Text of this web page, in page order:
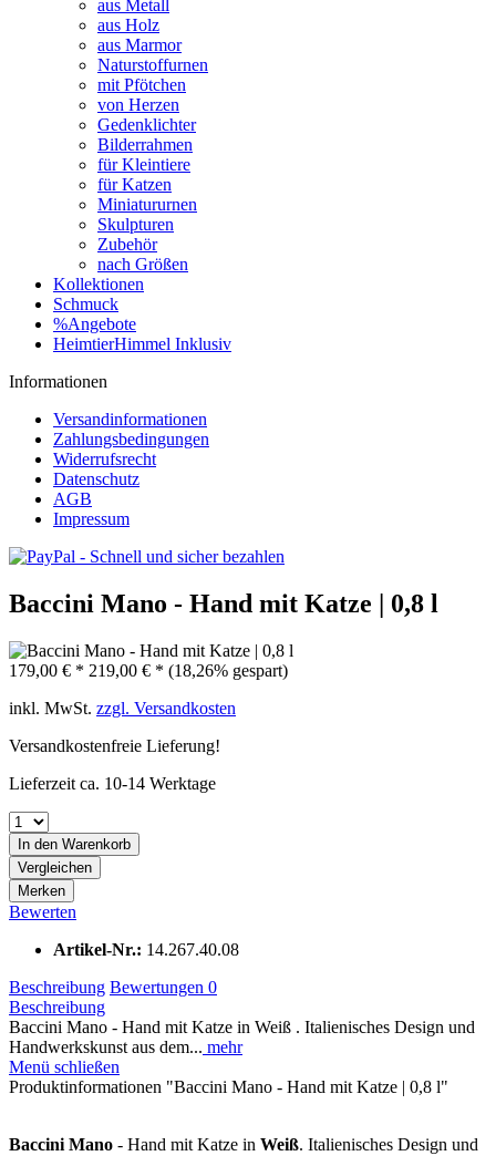
aus Metall
aus Holz
aus Marmor
Naturstoffurnen
mit Pfötchen
von Herzen
Gedenklichter
Bilderrahmen
für Kleintiere
für Katzen
Miniatururnen
Skulpturen
Zubehör
nach Größen
Kollektionen
Schmuck
%Angebote
HeimtierHimmel Inklusiv
Informationen
Versandinformationen
Zahlungsbedingungen
Widerrufsrecht
Datenschutz
AGB
Impressum
Baccini Mano - Hand mit Katze | 0,8 l
179,00 € * 219,00 € * (18,26% gespart)
inkl. MwSt. zzgl. Versandkosten
Versandkostenfreie Lieferung!
Lieferzeit ca. 10-14 Werktage
In den Warenkorb
Vergleichen
Merken
Bewerten
Artikel-Nr.: 14.267.40.08
Beschreibung Bewertungen 0
Beschreibung
Baccini Mano - Hand mit Katze in Weiß . Italienisches Design und
Handwerkskunst aus dem... mehr
Menü schließen
Produktinformationen "Baccini Mano - Hand mit Katze | 0,8 l"
Baccini Mano - Hand mit Katze in Weiß. Italienisches Design und